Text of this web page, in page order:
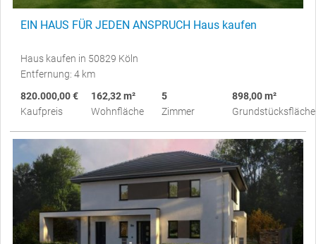
EIN HAUS FÜR JEDEN ANSPRUCH Haus kaufen
Haus kaufen in 50829 Köln
Entfernung: 4 km
820.000,00 €
Kaufpreis
162,32 m²
Wohnfläche
5
Zimmer
898,00 m²
Grundstücksfläche